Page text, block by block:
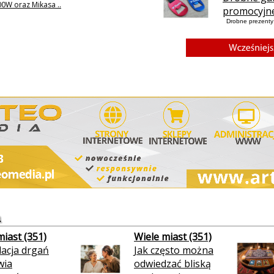
oraz Mikasa ..
Drobne
(351)
drgań
Wiele miast (351)
Jak często można
odwiedzać bliską